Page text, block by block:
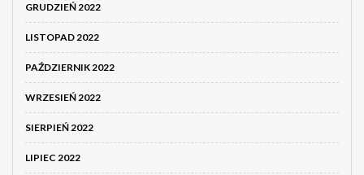
GRUDZIEŃ 2022
LISTOPAD 2022
PAŹDZIERNIK 2022
WRZESIEŃ 2022
SIERPIEŃ 2022
LIPIEC 2022